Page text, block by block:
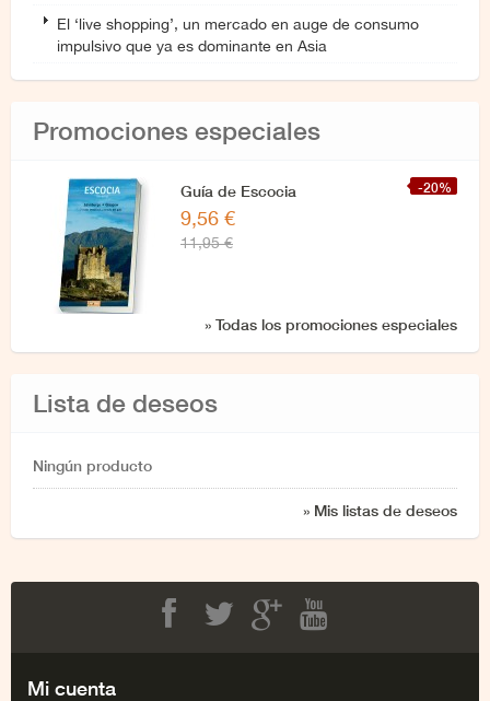
El ‘live shopping’, un mercado en auge de consumo
impulsivo que ya es dominante en Asia
Promociones especiales
-20%
Guía de Escocia
9,56 €
11,95 €
» Todas los promociones especiales
Lista de deseos
Ningún producto
» Mis listas de deseos
Mi cuenta